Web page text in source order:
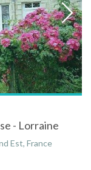
- Lorraine
Est, France